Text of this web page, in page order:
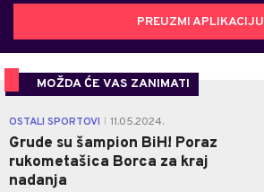
PREUZMI APLIKACIJU
MOŽDA ĆE VAS ZANIMATI
OSTALI SPORTOVI 11.05.2024.
Grude su šampion BiH! Poraz
rukometašica Borca za kraj
nadanja